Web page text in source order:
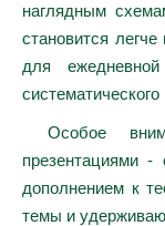
наглядным
становится
для
Особое
презентациями -
дополнением к
темы и